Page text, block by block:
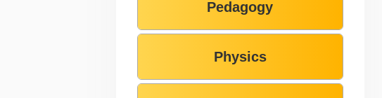
Pedagogy
Physics